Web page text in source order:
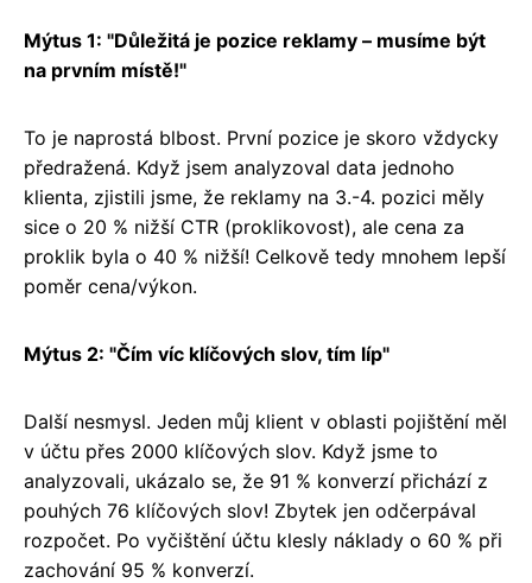
Mýtus 1: "Důležitá je pozice reklamy – musíme být
na prvním místě!"
To je naprostá blbost. První pozice je skoro vždycky
předražená. Když jsem analyzoval data jednoho
klienta, zjistili jsme, že reklamy na 3.-4. pozici měly
sice o 20 % nižší CTR (proklikovost), ale cena za
proklik byla o 40 % nižší! Celkově tedy mnohem lepší
poměr cena/výkon.
Mýtus 2: "Čím víc klíčových slov, tím líp"
Další nesmysl. Jeden můj klient v oblasti pojištění měl
v účtu přes 2000 klíčových slov. Když jsme to
analyzovali, ukázalo se, že 91 % konverzí přichází z
pouhých 76 klíčových slov! Zbytek jen odčerpával
rozpočet. Po vyčištění účtu klesly náklady o 60 % při
zachování 95 % konverzí.